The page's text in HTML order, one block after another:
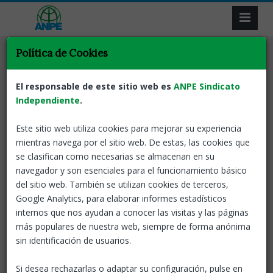
Resultat de la recerca
Tornar
Modificació llistes d’aspirants seleccionats
en el concurs-oposició
Catalunya 11 Oct, 2024
Modificació de la Resolució
EDU/2478/2024, de 2 de juliol,
per la qual es fan públiques les
seleccionades en el concurs oposició.
Política de Cookies
El responsable de este sitio web es ANPE Sindicato
Independiente.
Este sitio web utiliza cookies para mejorar su experiencia
mientras navega por el sitio web. De estas, las cookies que
se clasifican como necesarias se almacenan en su
navegador y son esenciales para el funcionamiento básico
del sitio web. También se utilizan cookies de terceros,
Google Analytics, para elaborar informes estadísticos
internos que nos ayudan a conocer las visitas y las páginas
más populares de nuestra web, siempre de forma anónima
sin identificación de usuarios.
Si desea rechazarlas o adaptar su configuración, pulse en